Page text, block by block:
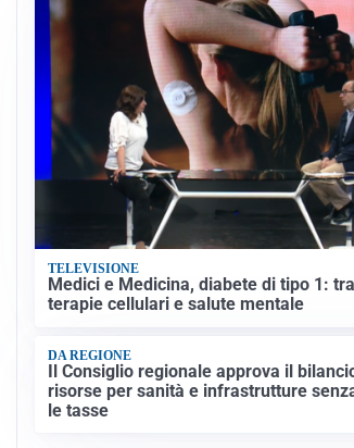
TELEVISIONE
Medici e Medicina, diabete di tipo 1:
terapie cellulari e salute mentale
DA REGIONE
Il Consiglio regionale approva il
risorse per sanità e infrastrutture
le tasse